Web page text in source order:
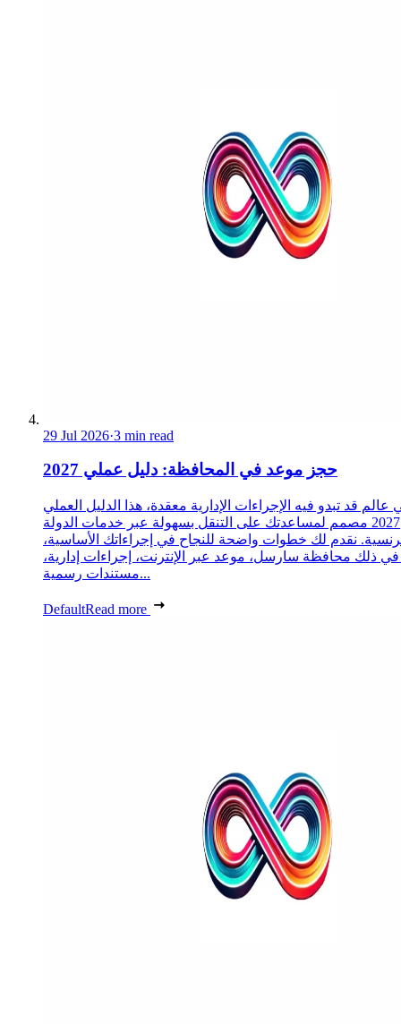
29 Jul 2026·3 min read
حجز موعد في المحافظة: دليل عملي 2027
عالم قد تبدو فيه الإجراءات الإدارية معقدة، هذا الدليل العملي
2027 مصمم لمساعدتك على التنقل بسهولة عبر خدمات الدولة
نقدم لك خطوات واضحة للنجاح في إجراءاتك الأساسية،
في ذلك محافظة سارسل، موعد عبر الإنترنت، إجراءات إدارية،
مستندات رسمية...
DefaultRead more